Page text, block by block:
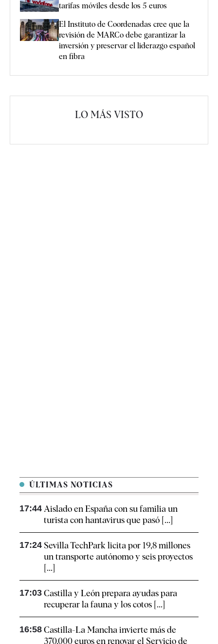
tarifas móviles desde los 5 euros
El Instituto de Coordenadas cree que la
revisión de MARCo debe garantizar la
inversión y preservar el liderazgo español
en fibra
LO MÁS VISTO
ÚLTIMAS NOTICIAS
17:44 Aislado en España con su familia un
turista con hantavirus que pasó [...]
17:24 Sevilla TechPark licita por 19,8 millones
un transporte autónomo y seis proyectos
[...]
17:03 Castilla y León prepara ayudas para
recuperar la fauna y los cotos [...]
16:58 Castilla-La Mancha invierte más de
370.000 euros en renovar el Servicio de